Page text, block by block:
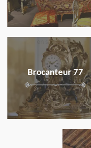
Brocanteur 77
en savoir plus